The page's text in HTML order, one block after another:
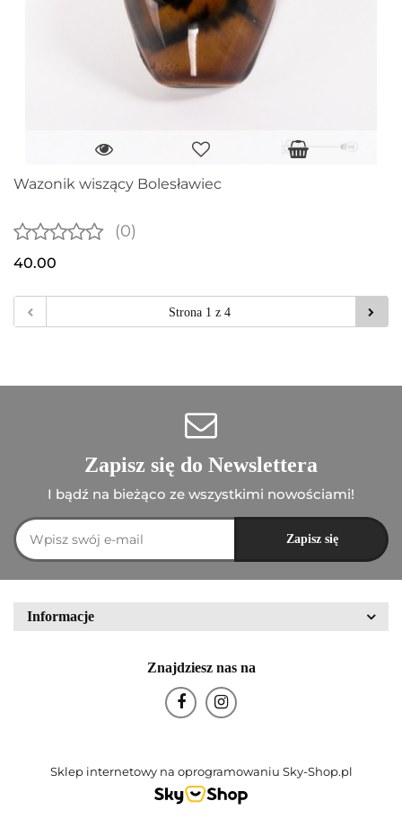
Wazonik wiszący Bolesławiec
(0)
40.00
Zapisz się do Newslettera
I bądź na bieżąco ze wszystkimi nowościami!
Informacje
Znajdziesz nas na
Sklep internetowy na oprogramowaniu Sky-Shop.pl